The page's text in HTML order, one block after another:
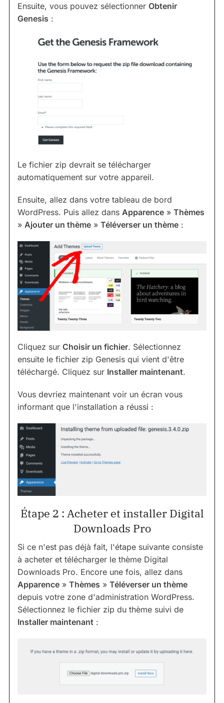
Ensuite, vous pouvez sélectionner Obtenir
Genesis :
Le fichier zip devrait se télécharger
automatiquement sur votre appareil.
Ensuite, allez dans votre tableau de bord
WordPress. Puis allez dans Apparence » Thèmes
» Ajouter un thème » Téléverser un thème :
Cliquez sur Choisir un fichier. Sélectionnez
ensuite le fichier zip Genesis qui vient d'être
téléchargé. Cliquez sur Installer maintenant.
Vous devriez maintenant voir un écran vous
informant que l'installation a réussi :
Étape 2 : Acheter et installer Digital
Downloads Pro
Si ce n'est pas déjà fait, l'étape suivante consiste
à acheter et télécharger le thème Digital
Downloads Pro. Encore une fois, allez dans
Apparence » Thèmes » Téléverser un thème
depuis votre zone d'administration WordPress.
Sélectionnez le fichier zip du thème suivi de
Installer maintenant :